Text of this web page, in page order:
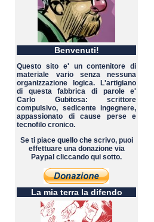
Benvenuti!
Questo sito e' un contenitore di
materiale vario senza nessuna
organizzazione logica. L'artigiano
di questa fabbrica di parole e'
Carlo Gubitosa: scrittore
compulsivo, sedicente ingegnere,
appassionato di cause perse e
tecnofilo cronico.
Se ti piace quello che scrivo, puoi
effettuare una donazione via
Paypal cliccando qui sotto.
La mia terra la difendo